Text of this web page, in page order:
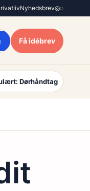
Nyhedsbrev◎◌
Få idébrev
Dørhåndtag